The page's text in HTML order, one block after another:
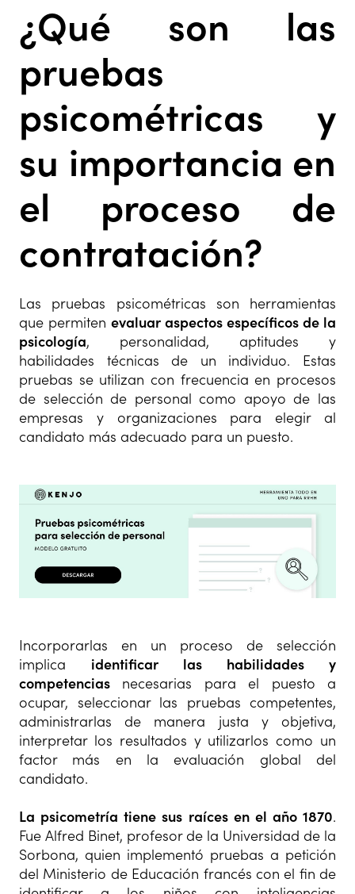
¿Qué son las
pruebas
psicométricas y
su importancia en
el proceso de
contratación?
Las pruebas psicométricas son herramientas
que permiten evaluar aspectos específicos de la
psicología, personalidad, aptitudes y
habilidades técnicas de un individuo. Estas
pruebas se utilizan con frecuencia en procesos
de selección de personal como apoyo de las
empresas y organizaciones para elegir al
candidato más adecuado para un puesto.
Incorporarlas en un proceso de selección
implica identificar las habilidades y
competencias necesarias para el puesto a
ocupar, seleccionar las pruebas competentes,
administrarlas de manera justa y objetiva,
interpretar los resultados y utilizarlos como un
factor más en la evaluación global del
candidato.
La psicometría tiene sus raíces en el año 1870.
Fue Alfred Binet, profesor de la Universidad de la
Sorbona, quien implementó pruebas a petición
del Ministerio de Educación francés con el fin de